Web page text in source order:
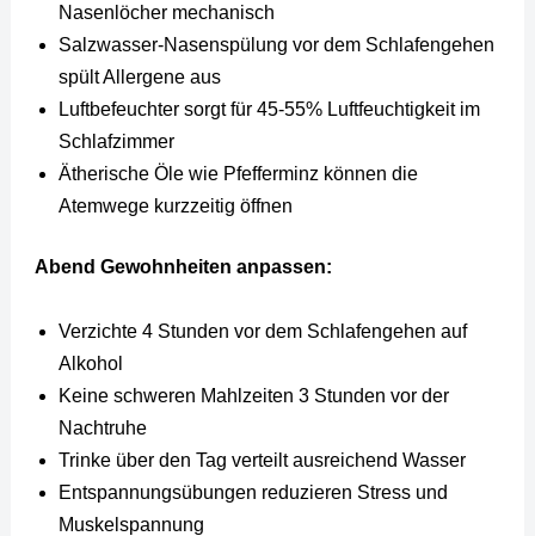
Nasenlöcher mechanisch
Salzwasser-Nasenspülung vor dem Schlafengehen
spült Allergene aus
Luftbefeuchter sorgt für 45-55% Luftfeuchtigkeit im
Schlafzimmer
Ätherische Öle wie Pfefferminz können die
Atemwege kurzzeitig öffnen
Abend Gewohnheiten anpassen:
Verzichte 4 Stunden vor dem Schlafengehen auf
Alkohol
Keine schweren Mahlzeiten 3 Stunden vor der
Nachtruhe
Trinke über den Tag verteilt ausreichend Wasser
Entspannungsübungen reduzieren Stress und
Muskelspannung